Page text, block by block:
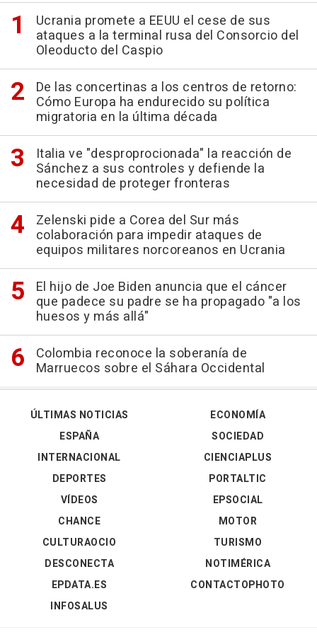
Ucrania promete a EEUU el cese de sus
ataques a la terminal rusa del Consorcio del
Oleoducto del Caspio
De las concertinas a los centros de retorno:
Cómo Europa ha endurecido su política
migratoria en la última década
Italia ve "desproprocionada" la reacción de
Sánchez a sus controles y defiende la
necesidad de proteger fronteras
Zelenski pide a Corea del Sur más
colaboración para impedir ataques de
equipos militares norcoreanos en Ucrania
El hijo de Joe Biden anuncia que el cáncer
que padece su padre se ha propagado "a los
huesos y más allá"
Colombia reconoce la soberanía de
Marruecos sobre el Sáhara Occidental
ÚLTIMAS NOTICIAS
ESPAÑA
INTERNACIONAL
DEPORTES
VÍDEOS
ECONOMÍA
SOCIEDAD
CIENCIAPLUS
PORTALTIC
EPSOCIAL
CHANCE
CULTURAOCIO
DESCONECTA
EPDATA.ES
INFOSALUS
MOTOR
TURISMO
NOTIMÉRICA
CONTACTOPHOTO